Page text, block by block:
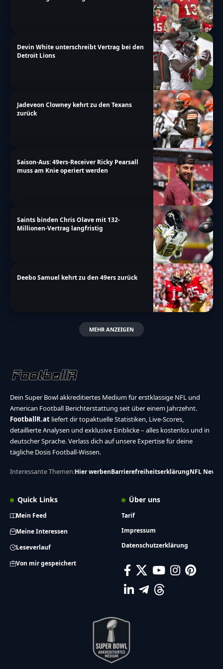
Devin White unterschreibt Vertrag bei den
Detroit Lions
Jadeveon Clowney kehrt zu den Texans
zurück
Saison-Aus: 49ers-Receiver Ricky Pearsall
muss am Knie operiert werden
Saints binden Chris Olave mit 132-
Millionen-Vertrag langfristig
Deebo Samuel kehrt zu den 49ers zurück
MEHR ANZEIGEN
Dein Super Bowl akkreditiertes Medium für erstklassige NFL und
American Football Berichterstattung seit über einem Jahrzehnt.
FootballR.at liefert dir topaktuelle Statistiken, Live-Scores,
detaillierte Analysen und exklusive Einblicke – alles kostenlos und in
deutscher Sprache. Verlass dich auf unsere Expertise für deine
tägliche Dosis Football-Wissen.
Interessante Themen:Hier werbenBarrierefreiheitserklärungNFL News
Quick Links
Mein Feed
Meine Interessen
Leseverlauf
Von mir gespeichert
Über uns
Tarif
Impressum
Datenschutzerklärung